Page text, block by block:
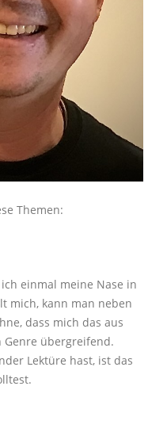
Themen:
einmal meine Nase in
mich, kann man neben
dass mich das aus
Genre übergreifend.
Lektüre hast, ist das